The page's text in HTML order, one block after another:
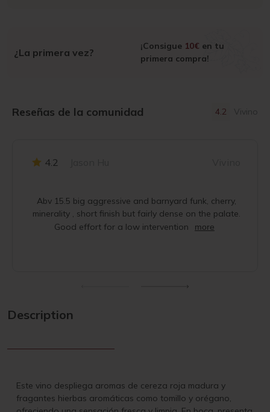
¿La primera vez?
¡Consigue 10€ en tu
primera compra!
Reseñas de la comunidad 4.2 Vivino
4.2
Abv 15.5 big aggressive and barnyard funk, cherry,
minerality , short finish but fairly dense on the palate.
Good effort for a low intervention
more
Description
Este vino despliega aromas de cereza roja madura y
fragantes hierbas aromáticas como tomillo y orégano,